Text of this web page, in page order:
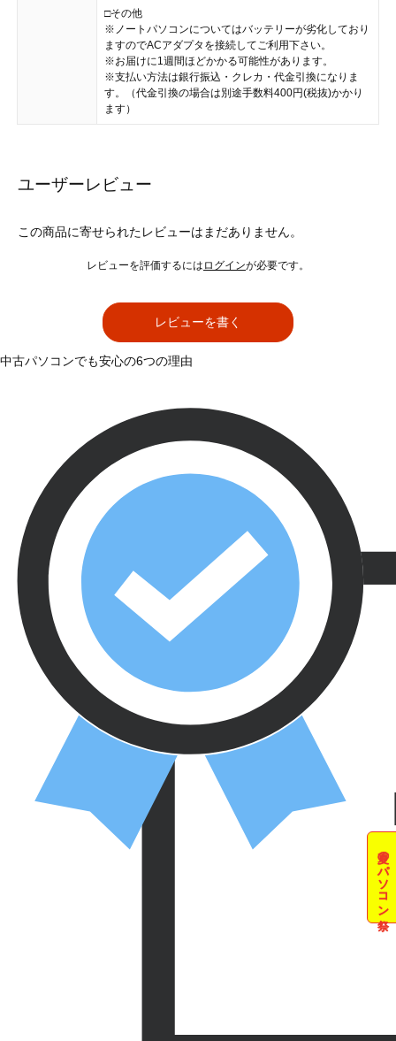
□その他
※ノートパソコンについてはバッテリーが劣化しており
ますのでACアダプタを接続してご利用下さい。
※お届けに1週間ほどかかる可能性があります。
※支払い方法は銀行振込・クレカ・代金引換になりま
す。（代金引換の場合は別途手数料400円(税抜)かかり
ます）
ユーザーレビュー
この商品に寄せられたレビューはまだありません。
レビューを評価するには ログインが必要です。
レビューを書く
夏のパソコン祭
中古パソコンでも安心の6つの理由